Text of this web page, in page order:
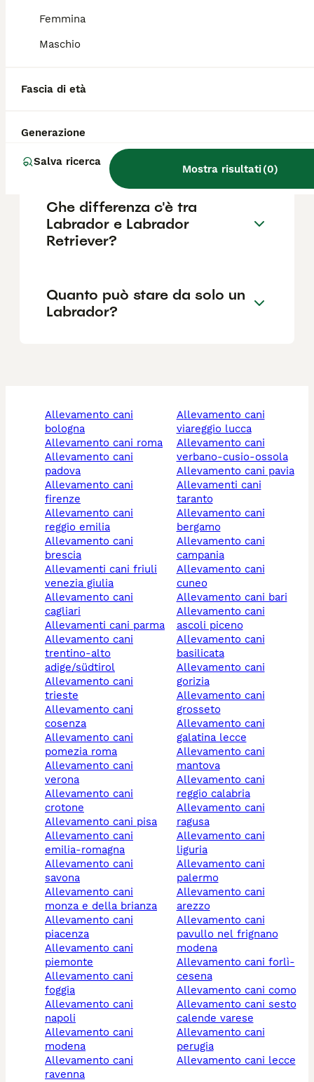
Femmina
Maschio
Fascia di età
Generazione
Salva ricerca
Mostra risultati(0)
dell'allevatore e la posizione.
Labrador?
Dove far dormire un
Labrador in casa?
Che differenza c'è tra
Labrador e Labrador
Retriever?
Quanto può stare da solo un
Labrador?
allevamento cani
bologna
allevamento cani roma
allevamento cani
padova
allevamento cani
firenze
allevamento cani
reggio emilia
allevamento cani
brescia
allevamenti cani friuli
venezia giulia
allevamento cani
cagliari
allevamenti cani parma
allevamento cani
trentino-alto
adige/südtirol
allevamento cani
trieste
allevamento cani
cosenza
allevamento cani
pomezia roma
allevamento cani
verona
allevamento cani
crotone
allevamento cani pisa
allevamento cani
emilia-romagna
allevamento cani
savona
allevamento cani
monza e della brianza
allevamento cani
piacenza
allevamento cani
piemonte
allevamento cani
foggia
allevamento cani
napoli
allevamento cani
modena
allevamento cani
ravenna
allevamento cani
viareggio lucca
allevamento cani
verbano-cusio-ossola
allevamento cani pavia
allevamenti cani
taranto
allevamento cani
bergamo
allevamento cani
campania
allevamento cani
cuneo
allevamento cani bari
allevamento cani
ascoli piceno
allevamento cani
basilicata
allevamento cani
gorizia
allevamento cani
grosseto
allevamento cani
galatina lecce
allevamento cani
mantova
allevamento cani
reggio calabria
allevamento cani
ragusa
allevamento cani
liguria
allevamento cani
palermo
allevamento cani
arezzo
allevamento cani
pavullo nel frignano
modena
allevamento cani forlì-
cesena
allevamento cani como
allevamento cani sesto
calende varese
allevamento cani
perugia
allevamento cani lecce